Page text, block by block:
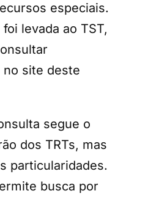
especiais.
levada ao TST,
site deste
segue o
dos TRTs, mas
particularidades.
busca por